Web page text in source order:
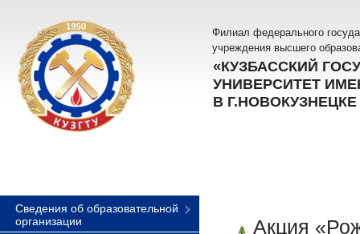
Филиал федерального
учреждения высшего
«КУЗБАССКИЙ
УНИВЕРСИТЕТ
В Г.НОВОКУЗНЕЦКЕ
Сведения об образовательной
организации
Акция